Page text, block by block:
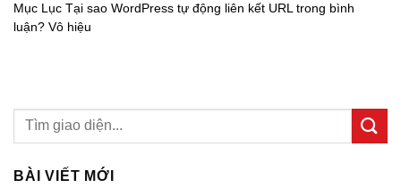
Mục Lục Tại sao WordPress tự động liên kết URL trong bình
luận? Vô hiệu
BÀI VIẾT MỚI